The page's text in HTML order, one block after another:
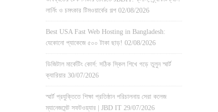
লার্নিং ও চমৎকার টিমওয়ার্কের গল্প 02/08/2026
Best USA Fast Web Hosting in Bangladesh:
যেকোনো প্যাকেজে ৫০০ টাকা ছাড়! 02/08/2026
ডিজিটাল মার্কেটিং কোর্স: সঠিক স্কিল শিখে গড়ে তুলুন স্মার্ট
ক্যারিয়ার 30/07/2026
স্মার্ট প্রযুক্তিতে শিক্ষা প্রতিষ্ঠান পরিচালনায় সেরা কলেজ
ম্যানেজমেন্ট সফটওয়্যার | JBD IT 29/07/2026